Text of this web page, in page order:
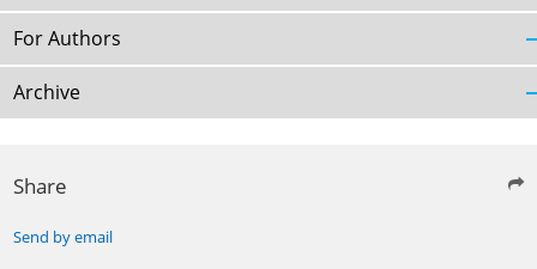
For Authors
Archive
Share
Send by email